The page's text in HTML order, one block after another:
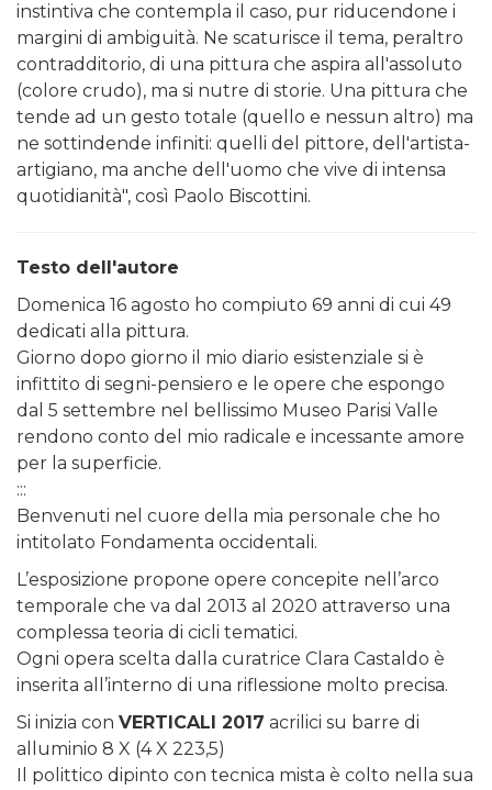
instintiva che contempla il caso, pur riducendone i
margini di ambiguità. Ne scaturisce il tema, peraltro
contradditorio, di una pittura che aspira all'assoluto
(colore crudo), ma si nutre di storie. Una pittura che
tende ad un gesto totale (quello e nessun altro) ma
ne sottindende infiniti: quelli del pittore, dell'artista-
artigiano, ma anche dell'uomo che vive di intensa
quotidianità", così Paolo Biscottini.
Testo dell'autore
Domenica 16 agosto ho compiuto 69 anni di cui 49
dedicati alla pittura.
Giorno dopo giorno il mio diario esistenziale si è
infittito di segni-pensiero e le opere che espongo
dal 5 settembre nel bellissimo Museo Parisi Valle
rendono conto del mio radicale e incessante amore
per la superficie.
:::
Benvenuti nel cuore della mia personale che ho
intitolato Fondamenta occidentali.
L’esposizione propone opere concepite nell’arco
temporale che va dal 2013 al 2020 attraverso una
complessa teoria di cicli tematici.
Ogni opera scelta dalla curatrice Clara Castaldo è
inserita all’interno di una riflessione molto precisa.
Si inizia con VERTICALI 2017 acrilici su barre di
alluminio 8 X (4 X 223,5)
Il polittico dipinto con tecnica mista è colto nella sua